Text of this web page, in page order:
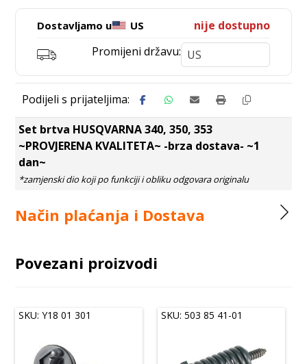
Dostavljamo u US
nije dostupno
Promijeni državu:
Set brtva HUSQVARNA 340, 350, 353
~PROVJERENA KVALITETA~ -brza dostava- ~1
dan~
Način plaćanja i Dostava
Povezani proizvodi
SKU: Y18 01 301 SKU: 503 85 41-01